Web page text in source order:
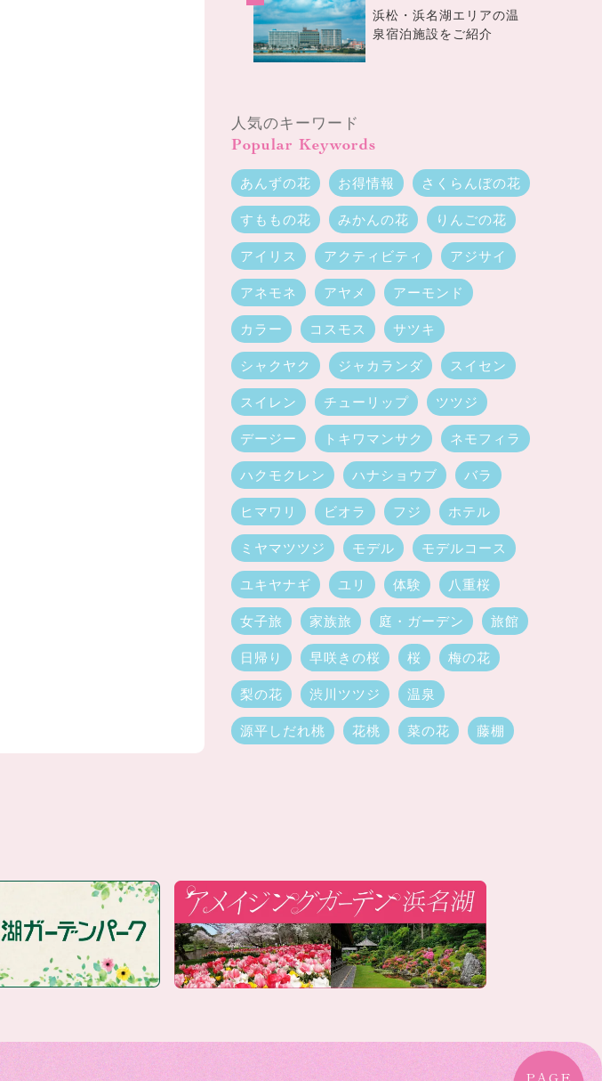
浜松・浜名湖エリアの温
泉宿泊施設をご紹介
人気のキーワード
Popular Keywords
あんずの花 お得情報 さくらんぼの花
すももの花 みかんの花 りんごの花
アイリス アクティビティ アジサイ
アネモネ アヤメ アーモンド
カラー コスモス サツキ
シャクヤク ジャカランダ スイセン
スイレン チューリップ ツツジ
デージー トキワマンサク ネモフィラ
ハクモクレン ハナショウブ バラ
ヒマワリ ビオラ フジ ホテル
ミヤマツツジ モデル モデルコース
ユキヤナギ ユリ 体験 八重桜
女子旅 家族旅 庭・ガーデン 旅館
日帰り 早咲きの桜 桜 梅の花
梨の花 渋川ツツジ 温泉
源平しだれ桃 花桃 菜の花 藤棚
PAGE